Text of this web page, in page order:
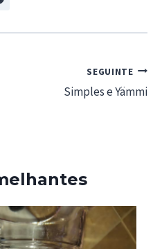
SEGUINTE
Simples e Yämmi